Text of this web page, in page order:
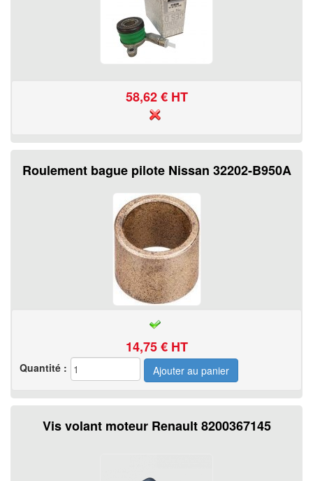
58,62€ HT
Roulement bague pilote Nissan 32202-B950A
14,75€ HT
Quantité :
Vis volant moteur Renault 8200367145